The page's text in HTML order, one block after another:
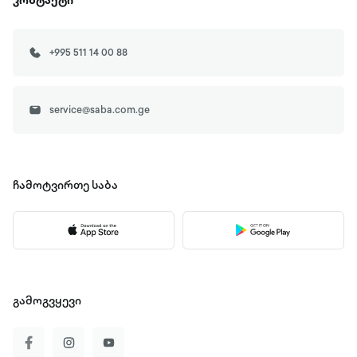
+995 511 14 00 88
service@saba.com.ge
ჩამოტვირთე საბა
გამოგვყევი